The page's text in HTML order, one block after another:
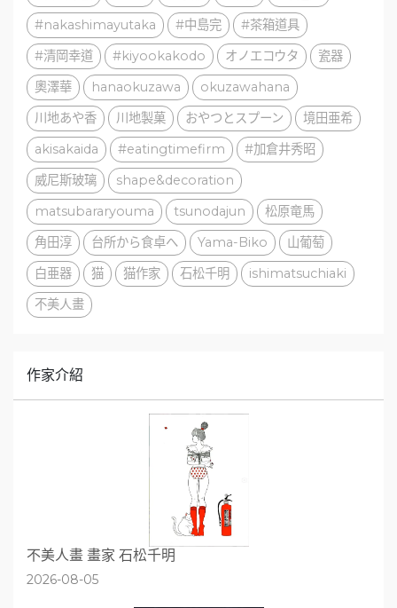
#nakashimayutaka
#中島完
#茶箱道具
#清岡幸道
#kiyookakodo オノエコウタ
瓷器
奧澤華
hanaokuzawa
okuzawahana
川地あや香
川地製菓 おやつとスプーン
境田亜希
akisakaida
#eatingtimefirm
#加倉井秀昭
威尼斯玻璃
shape&decoration
matsubararyouma
tsunodajun
松原竜馬
角田淳
台所から食卓へ Yama-Biko
山葡萄
白亜器
猫 猫作家 石松千明
ishimatsuchiaki
不美人畫
作家介紹
不美人畫 畫家 石松千明
2026-08-05